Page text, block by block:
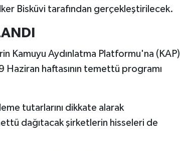
Bisküvi tarafından gerçekleştirilecek.
Kamuyu Aydınlatma Platformu'na (KAP)
haftasının temettü programı
tutarlarını dikkate alarak
dağıtacak şirketlerin hisseleri de